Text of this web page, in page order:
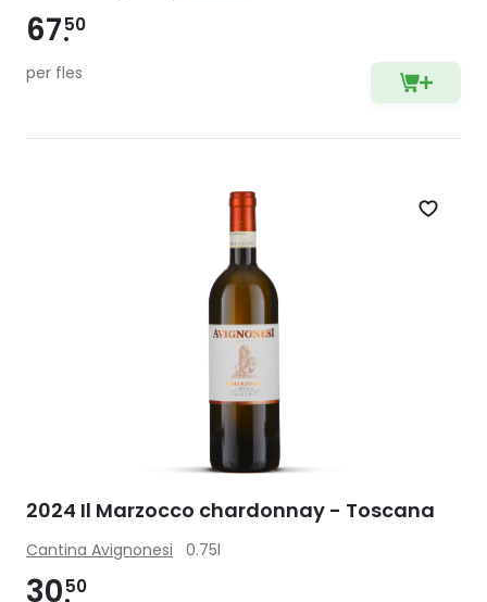
6750
per fles
Zet
2024 Il Marzocco chardonnay - Toscana
Cantina Avignonesi 0.75l
3050